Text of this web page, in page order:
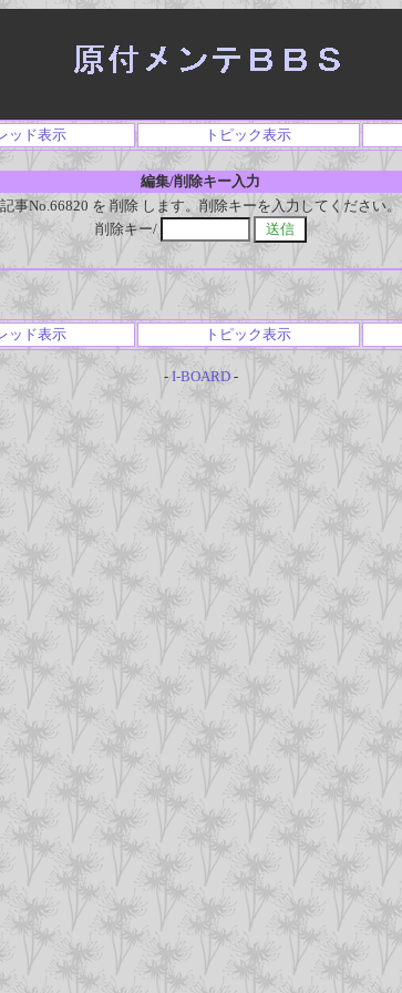
ッド表示 トピック表示
編集/削除キー入力
記事No.66820 を 削除 します。削除キーを入力してください。
削除キー/
ッド表示 トピック表示
- I-BOARD-